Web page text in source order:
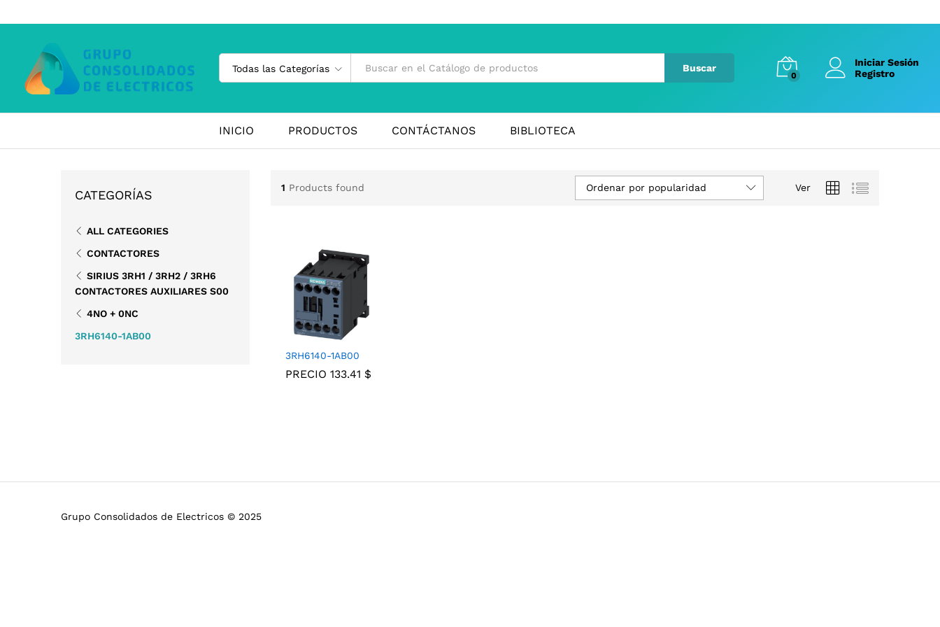
Todas las Categorías Buscar
0
Iniciar Sesión
Registro
INICIO PRODUCTOS CONTÁCTANOS BIBLIOTECA
1 Products found Ver
Ordenar por popularidad
3RH6140-1AB00
PRECIO 133.41 $
133.41 $
CATEGORÍAS
ALL CATEGORIES
CONTACTORES
SIRIUS 3RH1 / 3RH2 / 3RH6
CONTACTORES AUXILIARES S00
4NO + 0NC
3RH6140-1AB00
Grupo Consolidados de Electricos © 2025